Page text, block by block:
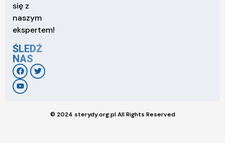
się z
naszym
ekspertem!
ŚLEDŹ
NAS
© 2024 sterydy.org.pl All Rights Reserved